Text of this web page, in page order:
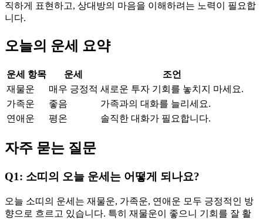
직하게 표현하고, 상대방의 마음을 이해하려는 노력이 필요합
니다.
오늘의 운세 요약
운세 항목 운세
조언
재물운
매우 긍정적 새로운 투자 기회를 놓치지 마세요.
가족운
좋음
가족과의 대화를 늘리세요.
연애운
평온 솔직한 대화가 필요합니다.
자주 묻는 질문
Q1: 소띠의 오늘 운세는 어떻게 되나요?
오늘 소띠의 운세는 재물운, 가족운, 연애운 모두 긍정적인 방
향으로 흐르고 있습니다. 특히 재물운이 좋으니 기회를 잘 활